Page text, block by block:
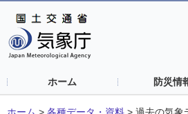
ホーム 防災情